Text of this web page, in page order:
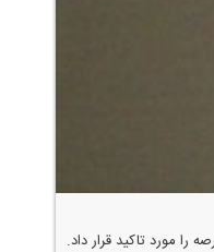
مورد تاكید قرار داد.